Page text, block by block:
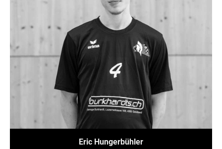
Eric Hungerbühler